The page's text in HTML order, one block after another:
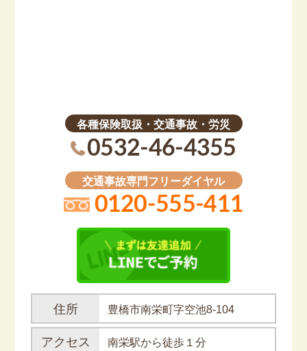
各種保険取扱・交通事故・労災
0532-46-4355
交通事故専門フリーダイヤル
0120-555-411
住所 豊橋市南栄町字空池8-104
アクセス 南栄駅から徒歩１分